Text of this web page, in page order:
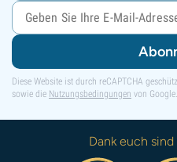
Diese Website ist durch reCAPTCHA
sowie die Nutzungsbedingungen von Google.
Dank euch